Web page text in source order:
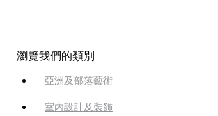
瀏覽我們的類別
亞洲及部落藝術
室內設計及裝飾